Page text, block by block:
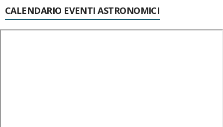
CALENDARIO EVENTI ASTRONOMICI